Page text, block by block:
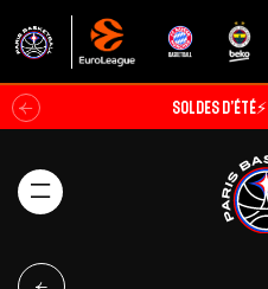
Soldes d’été⚡